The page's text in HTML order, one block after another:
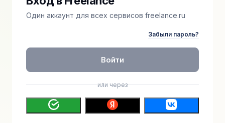
Один аккаунт для всех сервисов freelance.ru
Забыли пароль?
Войти
или через